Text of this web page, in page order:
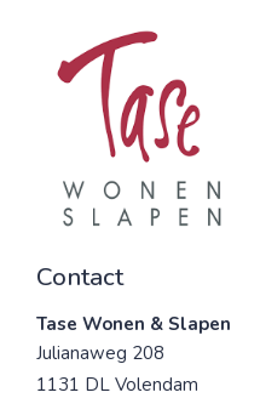
Contact
Tase Wonen & Slapen
Julianaweg 208
1131 DL Volendam